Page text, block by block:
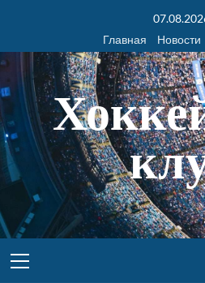
Главная
Новости